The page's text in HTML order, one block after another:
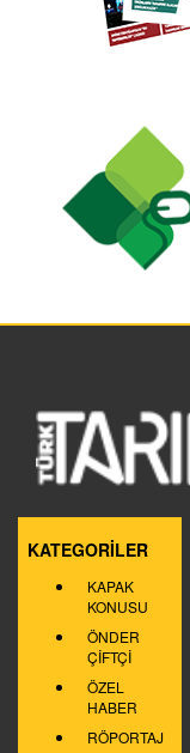
KATEGORİLER
KAPAK
KONUSU
ÖNDER
ÇİFTÇİ
ÖZEL
HABER
RÖPORTAJ